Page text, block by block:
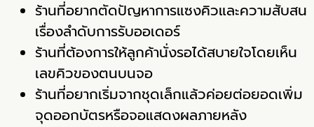
ร้านที่อยากตัดปัญหาการแซงคิวและความสับสน
เรื่องลำดับการรับออเดอร์
ร้านที่ต้องการให้ลูกค้านั่งรอได้สบายใจโดยเห็น
เลขคิวของตนบนจอ
ร้านที่อยากเริ่มจากชุดเล็กแล้วค่อยต่อยอดเพิ่ม
จุดออกบัตรหรือจอแสดงผลภายหลัง